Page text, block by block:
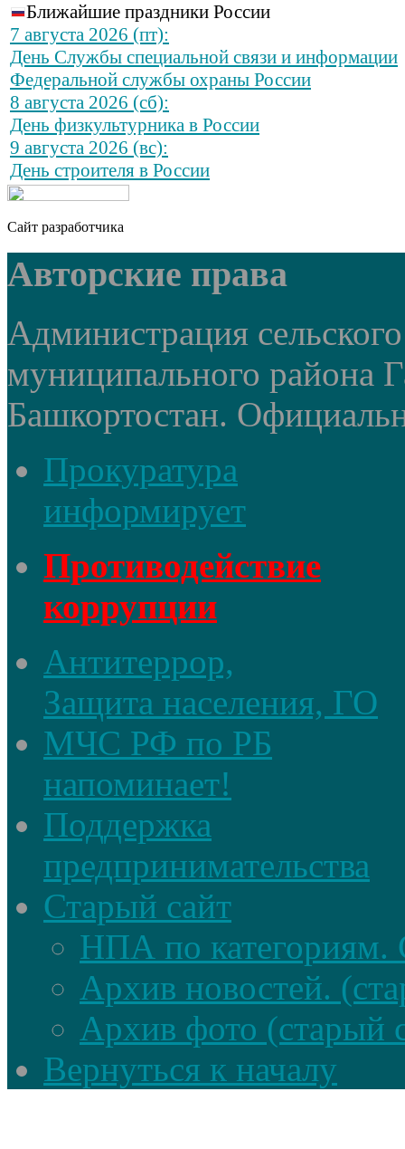
Ближайшие праздники России
7 августа 2026 (пт):
День Службы специальной связи и информации
Федеральной службы охраны России
8 августа 2026 (сб):
День физкультурника в России
9 августа 2026 (вс):
День строителя в России
Сайт разработчика
Авторские права
Администрация
муниципального района
Башкортостан.
Прокуратура
информирует
Противодействие
коррупции
Антитеррор,
Защита населения, ГО
МЧС РФ по РБ
напоминает!
Поддержка
предпринимательства
Старый сайт
НПА по категориям.
Архив новостей.
Архив фото (старый
Вернуться к началу